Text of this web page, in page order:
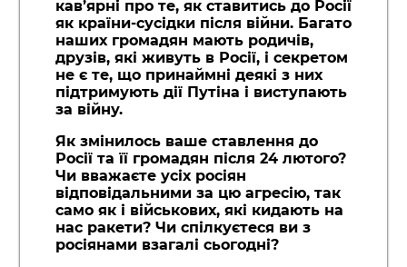
кав’ярні про те, як ставитись до Росії
як країни-сусідки після війни. Багато
наших громадян мають родичів,
друзів, які живуть в Росії, і секретом
не є те, що принаймні деякі з них
підтримують дії Путіна і виступають
за війну.
Як змінилось ваше ставлення до
Росії та її громадян після 24 лютого?
Чи вважаєте усіх росіян
відповідальними за цю агресію, так
само як і військових, які кидають на
нас ракети? Чи спілкуєтеся ви з
росіянами взагалі сьогодні?